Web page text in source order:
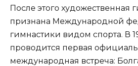
После этого художественная
признана Международной
гимнастики видом спорта. В
проводится первая
международная встреча: